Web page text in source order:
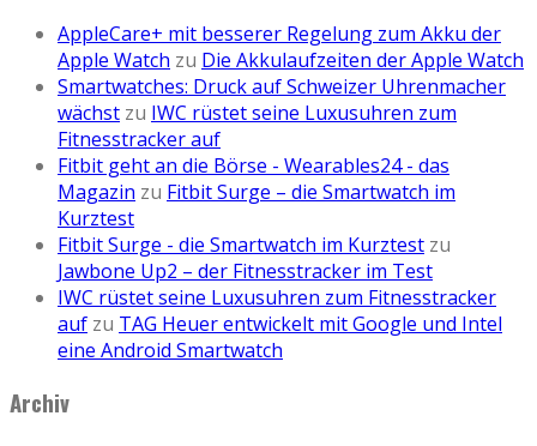
AppleCare+ mit besserer Regelung zum Akku der
Apple Watch zu Die Akkulaufzeiten der Apple Watch
Smartwatches: Druck auf Schweizer Uhrenmacher
wächst zu IWC rüstet seine Luxusuhren zum
Fitnesstracker auf
Fitbit geht an die Börse - Wearables24 - das
Magazin zu Fitbit Surge – die Smartwatch im
Kurztest
Fitbit Surge - die Smartwatch im Kurztest zu
Jawbone Up2 – der Fitnesstracker im Test
IWC rüstet seine Luxusuhren zum Fitnesstracker
auf zu TAG Heuer entwickelt mit Google und Intel
eine Android Smartwatch
Archiv